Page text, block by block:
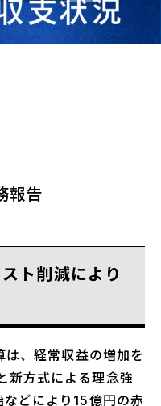
報告
ト削減により
、経常収益の増加を
新方式による理念強
どにより15億円の赤